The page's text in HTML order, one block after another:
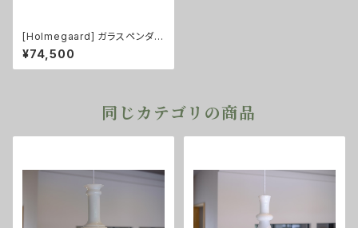
[Holmegaard] ガラスペンダン
トライト Mythos L size
¥74,500
同じカテゴリの商品